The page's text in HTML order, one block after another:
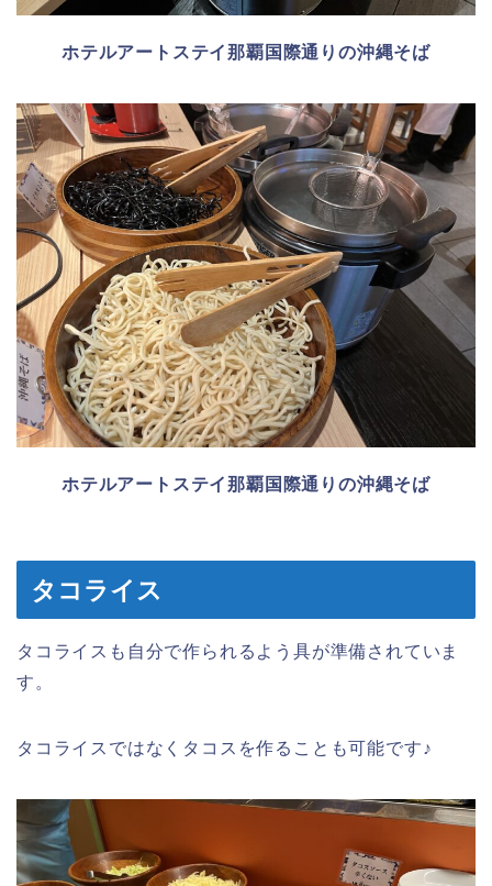
ホテルアートステイ那覇国際通りの沖縄そば
ホテルアートステイ那覇国際通りの沖縄そば
タコライス
タコライスも自分で作られるよう具が準備されていま
す。
タコライスではなくタコスを作ることも可能です♪